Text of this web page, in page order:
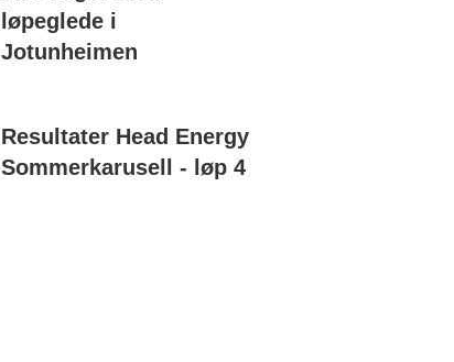
løpeglede i
Jotunheimen
Resultater Head Energy
Sommerkarusell - løp 4